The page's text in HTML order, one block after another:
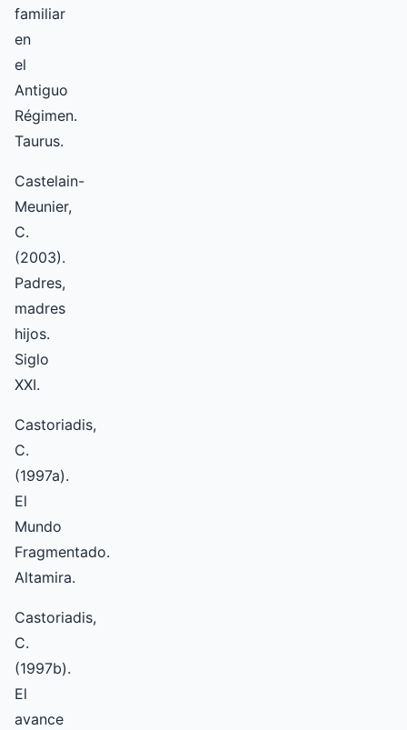
familiar
en
el
Antiguo
Régimen.
Taurus.
Castelain-
Meunier,
C.
(2003).
Padres,
madres
hijos.
Siglo
XXI.
Castoriadis,
C.
(1997a).
El
Mundo
Fragmentado.
Altamira.
Castoriadis,
C.
(1997b).
El
avance